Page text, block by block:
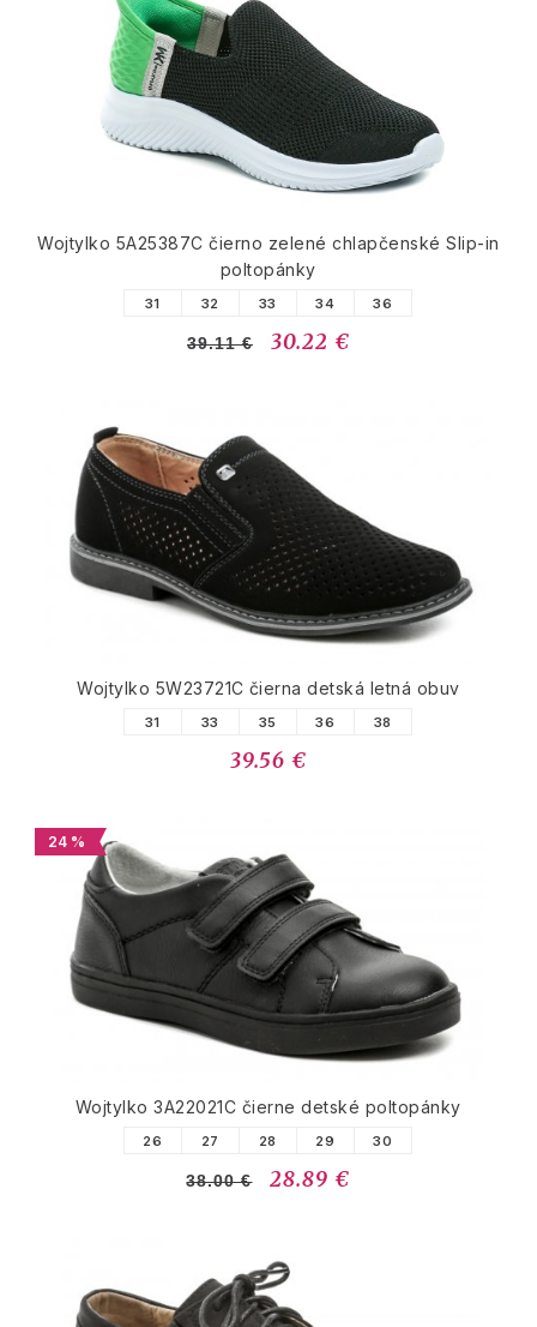
Wojtylko 5A25387C čierno zelené chlapčenské Slip-in
poltopánky
31 32 33 34 36
39.11 € 30.22 €
Wojtylko 5W23721C čierna detská letná obuv
31 33 35 36 38
39.56 €
24 %
Wojtylko 3A22021C čierne detské poltopánky
26 27 28 29 30
38.00 € 28.89 €